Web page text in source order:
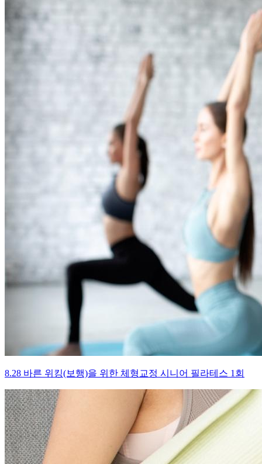
8.28 바른 위킹(보행)을 위한 체형교정 시니어 필라테스 1회